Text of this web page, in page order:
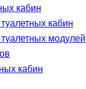
кабин
кабин
модулей
кабин